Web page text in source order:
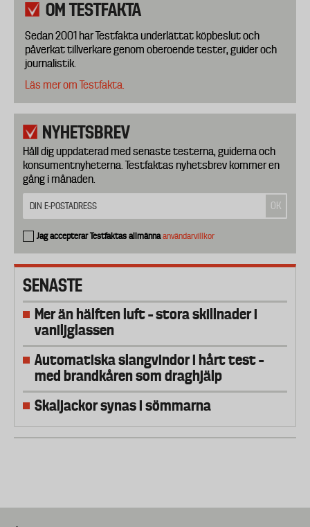
OM TESTFAKTA
Sedan 2001 har Testfakta underlättat köpbeslut och
påverkat tillverkare genom oberoende tester, guider och
journalistik.
Läs mer om Testfakta.
NYHETSBREV
Håll dig uppdaterad med senaste testerna, guiderna och
konsumentnyheterna. Testfaktas nyhetsbrev kommer en
gång i månaden.
Jag accepterar Testfaktas allmännaanvändarvillkor
SENASTE
Mer än hälften luft – stora skillnader i
vaniljglassen
Automatiska slangvindor i hårt test –
med brandkåren som draghjälp
Skaljackor synas i sömmarna